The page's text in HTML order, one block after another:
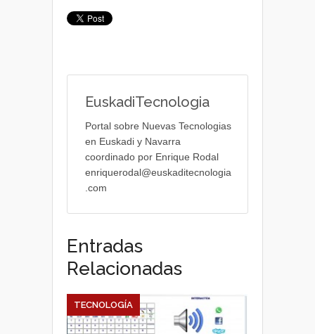
EuskadiTecnologia
Portal sobre Nuevas Tecnologias
en Euskadi y Navarra
coordinado por Enrique Rodal
enriquerodal@euskaditecnologia
.com
Entradas
Relacionadas
TECNOLOGÍA